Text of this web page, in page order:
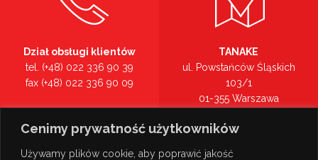
Cenimy prywatność użytkowników
Używamy plików cookie, aby poprawić jakość
Dział obsługi klientów
tel. (+48) 022 336 90 39
fax (+48) 022 336 90 09
tel. (+48) 022 336 90 00
TANAKE
ul. Powstańców Śląskich
103/1
01-355 Warszawa
Zobacz na mapie >